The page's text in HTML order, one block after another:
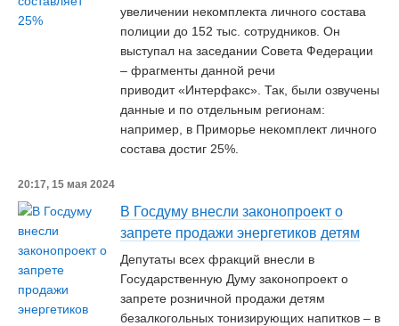
увеличении некомплекта личного состава
полиции до 152 тыс. сотрудников. Он
выступал на заседании Совета Федерации
– фрагменты данной речи
приводит «Интерфакс». Так, были озвучены
данные и по отдельным регионам:
например, в Приморье некомплект личного
состава достиг 25%.
20:17, 15 мая 2024
В Госдуму внесли законопроект о
запрете продажи энергетиков детям
Депутаты всех фракций внесли в
Государственную Думу законопроект о
запрете розничной продажи детям
безалкогольных тонизирующих напитков – в